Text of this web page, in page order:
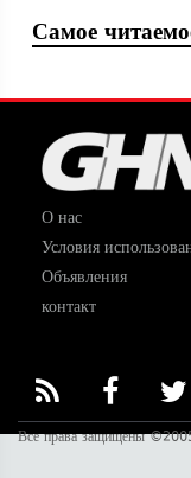
Самое
О нас
Условия
Объявления
контакт
Все права защищены